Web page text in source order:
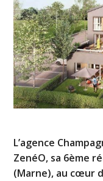
L’agence
ZenéO, sa 6ème
(Marne), au cœur